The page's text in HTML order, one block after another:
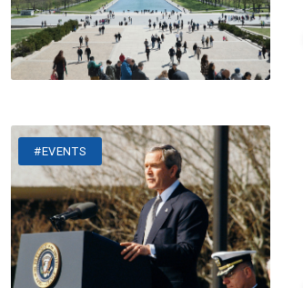
#EVENTS